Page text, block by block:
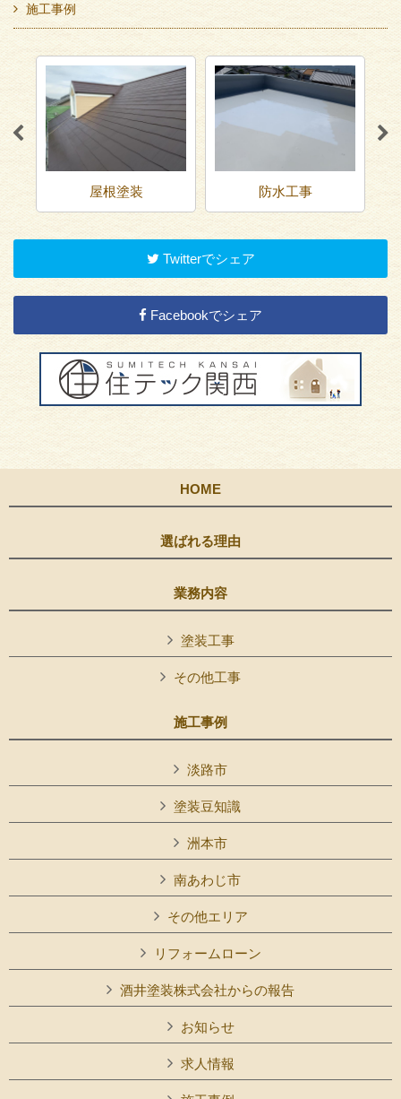
施工事例
屋根塗装 防水工事
Twitterでシェア
Facebookでシェア
HOME
選ばれる理由
業務内容
塗装工事
その他工事
施工事例
淡路市
塗装豆知識
洲本市
南あわじ市
その他エリア
リフォームローン
酒井塗装株式会社からの報告
お知らせ
求人情報